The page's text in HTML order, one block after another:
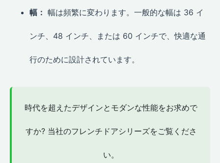
幅： 幅は頻繁に変わります。一般的な幅は 36 イ
ンチ、48 インチ、または 60 インチで、快適な通
行のために設計されています。
時代を超えたデザインとモダンな性能をお求めで
すか? 当社のフレンチドアシリーズをご覧くださ
い。